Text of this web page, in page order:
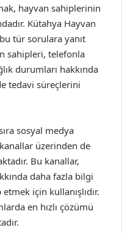
hayvan sahiplerinin
Kütahya Hayvan
tür sorulara yanıt
sahipleri, telefonla
durumları hakkında
tedavi süreçlerini
sosyal medya
üzerinden de
Bu kanallar,
daha fazla bilgi
için kullanışlıdır.
en hızlı çözümü